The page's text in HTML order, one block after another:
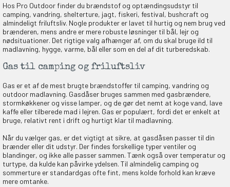
Hos Pro Outdoor finder du brændstof og optændingsudstyr til
camping, vandring, shelterture, jagt, fiskeri, festival, bushcraft og
almindeligt friluftsliv. Nogle produkter er lavet til hurtig og nem brug ved
brænderen, mens andre er mere robuste løsninger til bål, lejr og
nødsituationer. Det rigtige valg afhænger af, om du skal bruge ild til
madlavning, hygge, varme, bål eller som en del af dit turberedskab.
Gas til camping og friluftsliv
Gas er et af de mest brugte brændstoffer til camping, vandring og
outdoor madlavning. Gasdåser bruges sammen med gasbrændere,
stormkøkkener og visse lamper, og de gør det nemt at koge vand, lave
kaffe eller tilberede mad i lejren. Gas er populært, fordi det er enkelt at
bruge, relativt rent i drift og hurtigt klar til madlavning.
Når du vælger gas, er det vigtigt at sikre, at gasdåsen passer til din
brænder eller dit udstyr. Der findes forskellige typer ventiler og
blandinger, og ikke alle passer sammen. Tænk også over temperatur og
turtype, da kulde kan påvirke ydelsen. Til almindelig camping og
sommerture er standardgas ofte fint, mens kolde forhold kan kræve
mere omtanke.